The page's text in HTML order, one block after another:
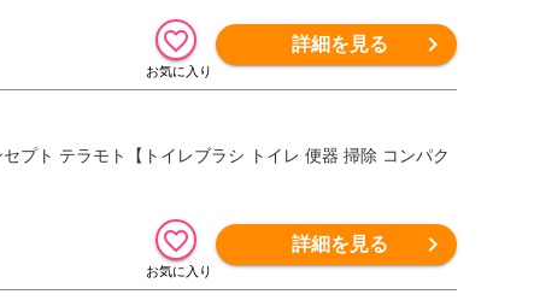
詳細を見る
プト テラモト【トイレブラシ トイレ 便器 掃除 コンパク
詳細を見る